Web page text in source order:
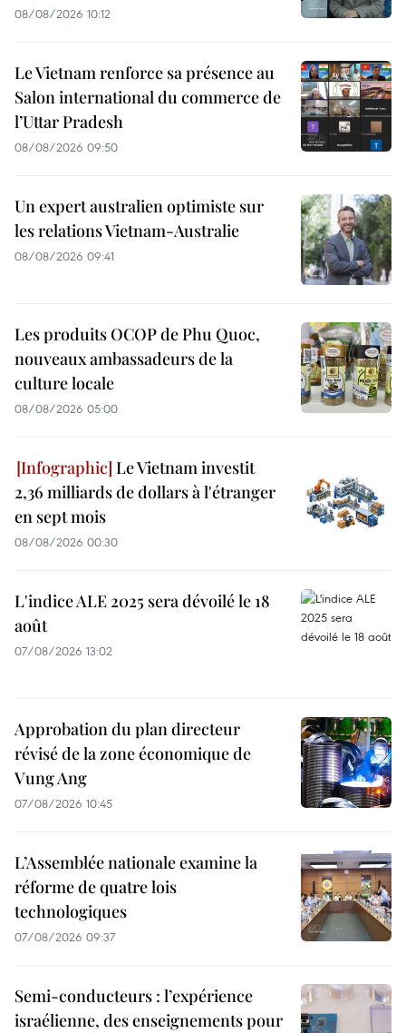
08/08/2026 10:12
Le Vietnam renforce sa présence au
Salon international du commerce de
l’Uttar Pradesh
08/08/2026 09:50
Un expert australien optimiste sur
les relations Vietnam-Australie
08/08/2026 09:41
Les produits OCOP de Phu Quoc,
nouveaux ambassadeurs de la
culture locale
08/08/2026 05:00
Le Vietnam investit
2,36 milliards de dollars à l'étranger
en sept mois
08/08/2026 00:30
L'indice ALE 2025 sera dévoilé le 18
août
07/08/2026 13:02
Approbation du plan directeur
révisé de la zone économique de
Vung Ang
07/08/2026 10:45
L’Assemblée nationale examine la
réforme de quatre lois
technologiques
07/08/2026 09:37
Semi-conducteurs : l’expérience
israélienne, des enseignements pour